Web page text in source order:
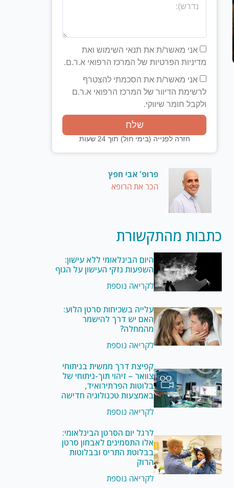
אני מאשר/ת את תנאי השימוש ואת
מדיניות הפרטיות של המרכז הרפואי א.ר.ם.
אני מאשר/ת את הסכמתי להצטרף
לרשימת הדיוור של המרכז הרפואי א.ר.ם
ולקבל חומר שיווקי.
שלח
חזרה לפנייה (בימי חול) תוך 24 שעות
פרופ' אבי חפץ
הכר את הרופא
כתבות מהתקשורת
היום הבינלאומי ללא עישון:
השפעות נזקי העישון על הגוף
לקריאה נוספת
עלייה בשכיחות סרטן הלוע:
האם יש דרך להישמר
מהמחלה?
לקריאה נוספת
קפיצת דרך ממשית בניתוחי
צוואר – זיהוי תוך-ניתוחי של
בלוטות הפרתירואיד,
באמצעות טכנולוגיה חדישה
לקריאה נוספת
לרגל יום הסרטן הבינלאומי:
אלו התסמינים לאבחון סרטן
בבלוטת התריס ובבלוטות
הרוק
לקריאה נוספת